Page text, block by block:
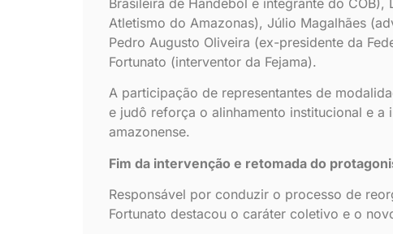
Atletismo do Amazonas), Júlio Magalhães
Pedro Augusto Oliveira (ex-presidente da
Fortunato (interventor da Fejama).
A participação de representantes de
e judô reforça o alinhamento institucional e
amazonense.
Fim da intervenção e retomada do
Responsável por conduzir o processo de
Fortunato destacou o caráter coletivo e o